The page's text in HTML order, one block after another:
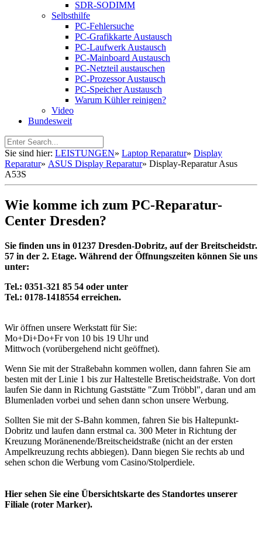
SDR-SODIMM
Selbsthilfe
PC-Fehlersuche
PC-Grafikkarte Austausch
PC-Laufwerk Austausch
PC-Mainboard Austausch
PC-Netzteil austauschen
PC-Prozessor Austausch
PC-Speicher Austausch
Warum Kühler reinigen?
Video
Bundesweit
Sie sind hier: LEISTUNGEN» Laptop Reparatur» Display
Reparatur» ASUS Display Reparatur» Display-Reparatur Asus
A53S
Wie komme ich zum PC-Reparatur-
Center Dresden?
Sie finden uns in 01237 Dresden-Dobritz, auf der Breitscheidstr.
57 in der 2. Etage. Während der Öffnungszeiten können Sie uns
unter:
Tel.: 0351-321 85 54 oder unter
Tel.: 0178-1418554 erreichen.
Wir öffnen unsere Werkstatt für Sie:
Mo+Di+Do+Fr von 10 bis 19 Uhr und
Mittwoch (vorübergehend nicht geöffnet).
Wenn Sie mit der Straßebahn kommen wollen, dann fahren Sie am
besten mit der Linie 1 bis zur Haltestelle Bretischeidstraße. Von dort
laufen Sie dann in Richtung Gaststätte "Zum Tröbbl", daran und am
Blumenladen vorbei und sehen dann schon unsere Werbung.
Sollten Sie mit der S-Bahn kommen, fahren Sie bis Haltepunkt-
Dobritz und laufen dann erstmal ca. 300 Meter in Richtung der
Kreuzung Moränenende/Breitscheidstraße (nicht an der ersten
Ampelkreuzung rechts abbiegen). Dann biegen Sie rechts ab und
sehen schon die Werbung vom Casino/Stolperdiele.
Hier sehen Sie eine Übersichtskarte des Standortes unserer
Filiale (roter Marker).